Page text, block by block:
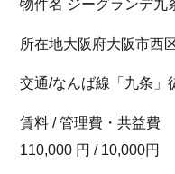
物件名 ジーグランデ九
所在地大阪府大阪市西
交通/なんば線「九条」
賃料 / 管理費・共益費
110,000 円 / 10,000円